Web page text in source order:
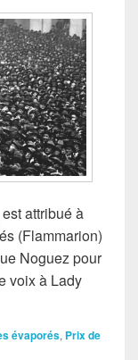
attribué à
(Flammarion)
Noguez pour
voix à Lady
évaporés, Prix de